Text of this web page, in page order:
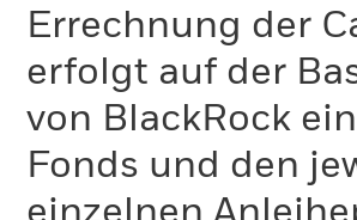
Errechnung der
erfolgt auf der
von BlackRock
Fonds und den